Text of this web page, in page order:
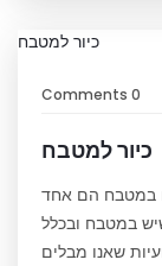
0 Comments
כיור למטבח
במטבח הם אחד
במטבח ובכלל
שאנו מבלים